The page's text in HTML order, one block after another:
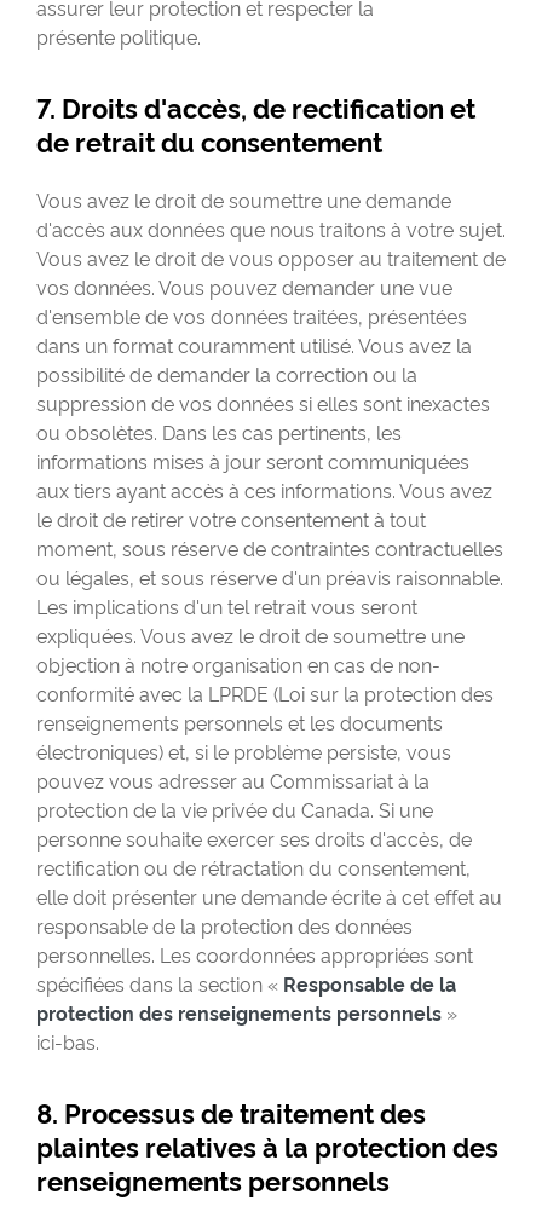
assurer leur protection et respecter la
présente politique.
7. Droits d'accès, de rectification et
de retrait du consentement
Vous avez le droit de soumettre une demande
d'accès aux données que nous traitons à votre sujet.
Vous avez le droit de vous opposer au traitement de
vos données. Vous pouvez demander une vue
d'ensemble de vos données traitées, présentées
dans un format couramment utilisé. Vous avez la
possibilité de demander la correction ou la
suppression de vos données si elles sont inexactes
ou obsolètes. Dans les cas pertinents, les
informations mises à jour seront communiquées
aux tiers ayant accès à ces informations. Vous avez
le droit de retirer votre consentement à tout
moment, sous réserve de contraintes contractuelles
ou légales, et sous réserve d'un préavis raisonnable.
Les implications d'un tel retrait vous seront
expliquées. Vous avez le droit de soumettre une
objection à notre organisation en cas de non-
conformité avec la LPRDE (Loi sur la protection des
renseignements personnels et les documents
électroniques) et, si le problème persiste, vous
pouvez vous adresser au Commissariat à la
protection de la vie privée du Canada. Si une
personne souhaite exercer ses droits d'accès, de
rectification ou de rétractation du consentement,
elle doit présenter une demande écrite à cet effet au
responsable de la protection des données
personnelles. Les coordonnées appropriées sont
spécifiées dans la section « Responsable de la
protection des renseignements personnels »
ici-bas.
8. Processus de traitement des
plaintes relatives à la protection des
renseignements personnels